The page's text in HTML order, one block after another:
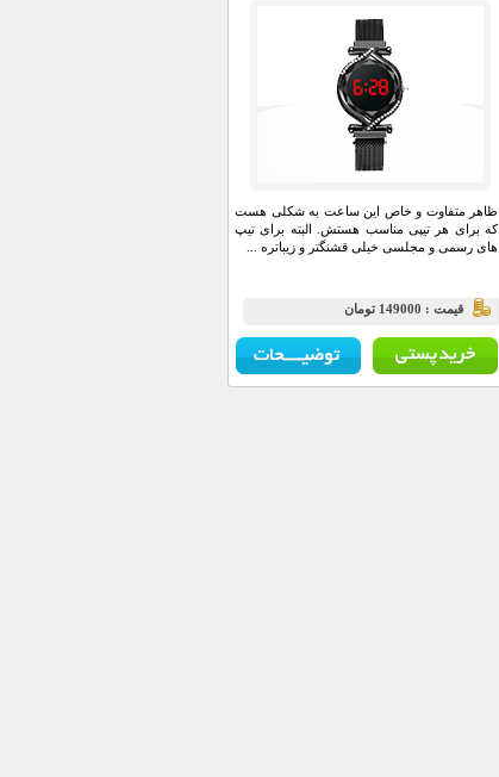
ظاهر متفاوت و خاص این ساعت به شکلی هست
که برای هر تیپی مناسب هستش. البته برای تیپ
های رسمی و مجلسی خیلی قشنگتر و زیباتره ...
قيمت : 149000 تومان